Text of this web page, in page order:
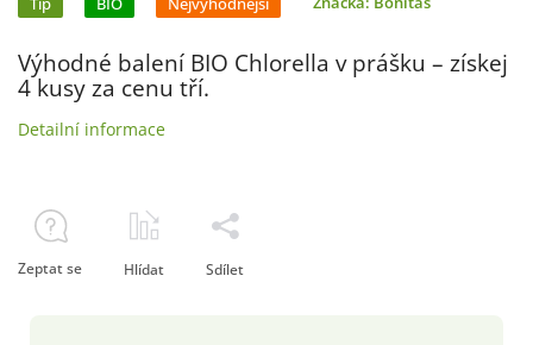
Výhodné balení BIO Chlorella v prášku – získej
4 kusy za cenu tří.
Detailní informace
Zeptat se Hlídat Sdílet